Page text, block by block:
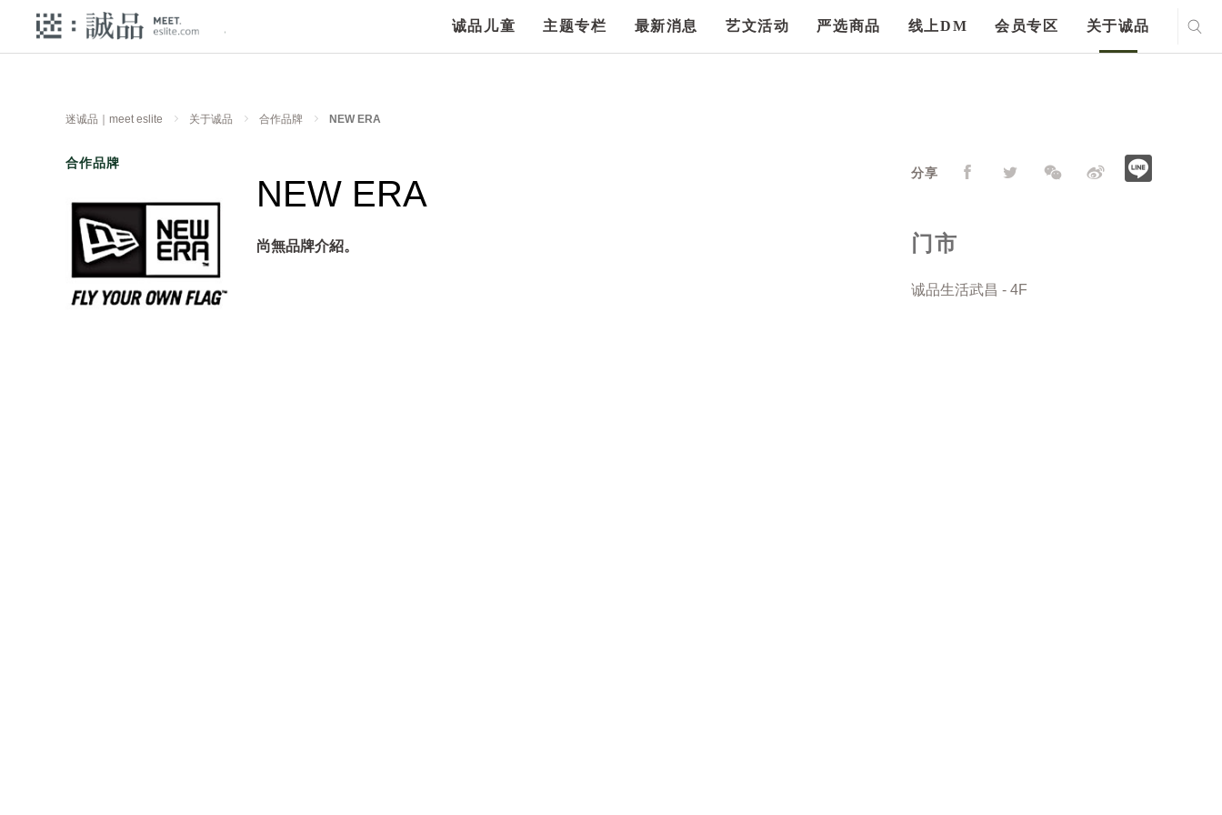
诚品儿童 主题专栏 最新消息 艺文活动 严选商品 线上DM 会员专区 关于诚品
迷诚品｜meet eslite 关于诚品 合作品牌 NEW ERA
合作品牌
NEW ERA
尚無品牌介紹。
分享
门市
诚品生活武昌 - 4F